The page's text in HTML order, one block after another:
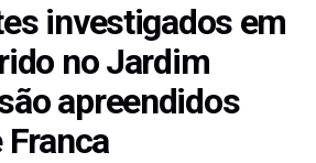
investigados em
no Jardim
apreendidos
Franca